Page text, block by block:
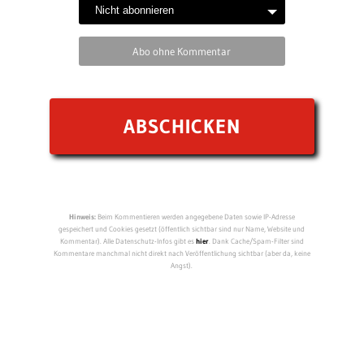
Abo ohne Kommentar
Hinweis:Beim Kommentieren werden angegebene Daten sowie IP-Adresse
gespeichert und Cookies gesetzt (öffentlich sichtbar sind nur Name, Website und
Kommentar). Alle Datenschutz-Infos gibt eshier. Dank Cache/Spam-Filter sind
Kommentare manchmal nicht direkt nach Veröffentlichung sichtbar (aber da, keine
Angst).